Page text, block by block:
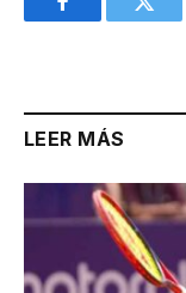
Facebook
LEER MÁS